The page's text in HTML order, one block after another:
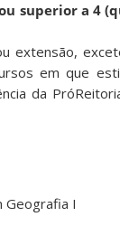
superior a 4
extensão,
em que
da
Geografia I